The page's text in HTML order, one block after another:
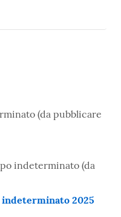
(da pubblicare
indeterminato (da
indeterminato 2025